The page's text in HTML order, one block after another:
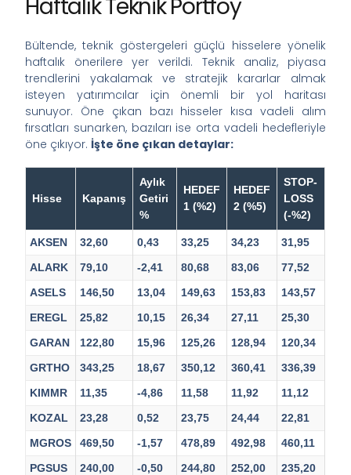
Haftalık Teknik Portföy
Bültende, teknik göstergeleri güçlü hisselere yönelik
haftalık önerilere yer verildi. Teknik analiz, piyasa
trendlerini yakalamak ve stratejik kararlar almak
isteyen yatırımcılar için önemli bir yol haritası
sunuyor. Öne çıkan bazı hisseler kısa vadeli alım
fırsatları sunarken, bazıları ise orta vadeli hedefleriyle
öne çıkıyor.İşte öne çıkan detaylar:
Hisse Kapanış
Aylık
Getiri
%
HEDEF
1 (%2)
HEDEF
2 (%5)
STOP-
LOSS
(-%2)
AKSEN 32,60 0,43 33,25 34,23
31,95
ALARK
79,10 -2,41 80,68 83,06
77,52
ASELS
146,50 13,04 149,63 153,83
143,57
EREGL
25,82 10,15 26,34 27,11
25,30
GARAN
122,80 15,96 125,26 128,94
120,34
GRTHO
343,25 18,67 350,12 360,41
336,39
KIMMR
11,35 -4,86 11,58 11,92
11,12
KOZAL
23,28 0,52 23,75 24,44
22,81
MGROS
469,50 -1,57 478,89 492,98
460,11
PGSUS
240,00 -0,50 244,80 252,00
235,20